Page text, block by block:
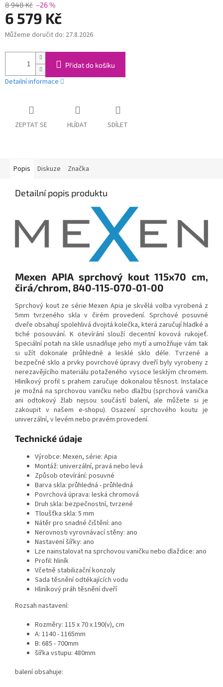
8 948 Kč –26 %
6 579 Kč
Měrná
Můžeme doručit do: 27.8.2026
Přidat do košíku
Detailní informace
ZEPTAT SE HLÍDAT SDÍLET
Popis Diskuze Značka
Detailní popis produktu
Mexen APIA sprchový kout 115x70 cm,
čirá/chrom, 840-115-070-01-00
Sprchový kout ze série Mexen Apia je skvělá volba vyrobená z
5mm tvrzeného skla v čirém provedení. Sprchové posuvné
dveře obsahují spolehlivá dvojitá kolečka, která zaručují hladké a
tiché posouvání. K otevírání slouží decentní kovová rukojeť.
Speciální potah na skle usnadňuje jeho mytí a umožňuje vám tak
si užít dokonale průhledné a lesklé sklo déle. Tvrzené a
bezpečné sklo a prvky povrchové úpravy dveří byly vyrobeny z
nerezavějícího materiálu potaženého vysoce lesklým chromem.
Hliníkový profil s prahem zaručuje dokonalou těsnost. Instalace
je možná na sprchovou vaničku nebo dlažbu (sprchová vanička
ani odtokový žlab nejsou součástí balení, ale můžete si je
zakoupit v našem e-shopu). Osazení sprchového koutu je
univerzální, v levém nebo pravém provedení.
Technické údaje
Výrobce: Mexen, série: Apia
Montáž: univerzální, pravá nebo levá
Způsob otevírání: posuvné
Barva skla: průhledná - průhledná
Povrchová úprava: leská chromová
Druh skla: bezpečnostní, tvrzené
Tloušťka skla: 5 mm
Nátěr pro snadné čištění: ano
Nerovnosti vyrovnávací stěny: ano
Nastavení šířky: ano
Lze nainstalovat na sprchovou vaničku nebo dlaždice: ano
Profil: hliník
Včetně stabilizační konzoly
Sada těsnění odtékajících vodu
Hliníkový práh těsnění dveří
Rozsah nastavení:
Rozměry: 115 x 70 x 190(v), cm
A: 1140 - 1165mm
B: 685 - 700mm
šířka vstupu: 480mm
balení obsahuje: